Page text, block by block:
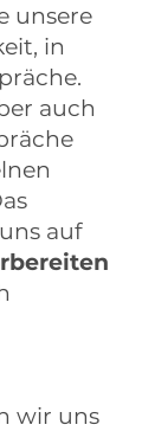
unsere
in
auch
auf
wir uns